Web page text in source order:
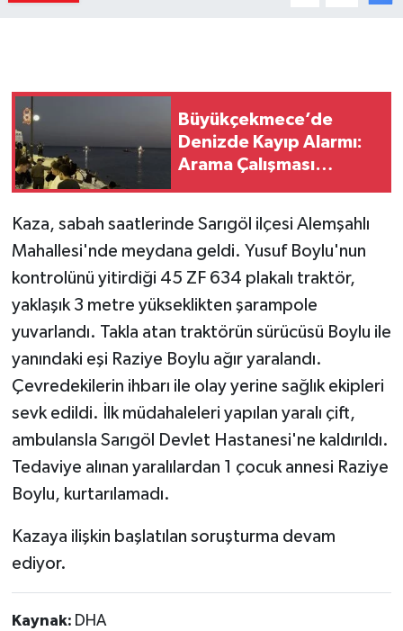
Büyükçekmece’de
Denizde Kayıp Alarmı:
Arama Çalışması
Kaza, sabah saatlerinde Sarıgöl ilçesi Alemşahlı
Mahallesi'nde meydana geldi. Yusuf Boylu'nun
kontrolünü yitirdiği 45 ZF 634 plakalı traktör,
yaklaşık 3 metre yükseklikten şarampole
yuvarlandı. Takla atan traktörün sürücüsü Boylu ile
yanındaki eşi Raziye Boylu ağır yaralandı.
Çevredekilerin ihbarı ile olay yerine sağlık ekipleri
sevk edildi. İlk müdahaleleri yapılan yaralı çift,
ambulansla Sarıgöl Devlet Hastanesi'ne kaldırıldı.
Tedaviye alınan yaralılardan 1 çocuk annesi Raziye
Boylu, kurtarılamadı.
Kazaya ilişkin başlatılan soruşturma devam
ediyor.
Kaynak: DHA